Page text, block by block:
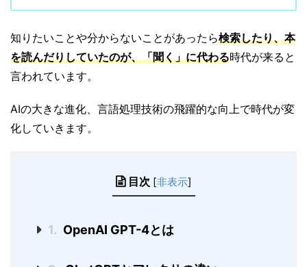
知りたいことや分からないことがあったら検索したり、本
を読んだりしていたのが、「聞く」に代わる時代が来ると
言われています。
AIの大きな進化、言語処理技術の飛躍的な向上で時代が変
化していきます。
目次 [非表示]
1. OpenAI GPT-4とは